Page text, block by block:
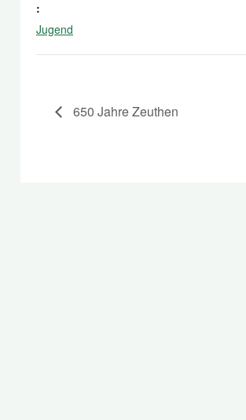
:
Jugend
650 Jahre Zeuthen